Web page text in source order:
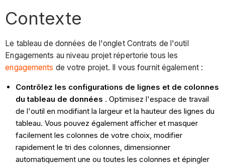
Contexte
Le tableau de données de l'onglet Contrats de l'outil
Engagements au niveau projet répertorie tous les
engagements de votre projet. Il vous fournit également :
Contrôlez les configurations de lignes et de colonnes
du tableau de données . Optimisez l'espace de travail
de l'outil en modifiant la largeur et la hauteur des lignes du
tableau. Vous pouvez également afficher et masquer
facilement les colonnes de votre choix, modifier
rapidement le tri des colonnes, dimensionner
automatiquement une ou toutes les colonnes et épingler